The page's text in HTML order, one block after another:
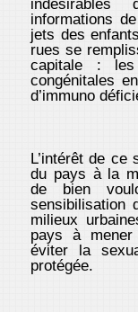
indésirables
informations
jets des
rues se
capitale : les
congénitales
d’immuno
L’intérêt de
du pays à la
de bien
sensibilisation
milieux
pays à
éviter la
protégée.